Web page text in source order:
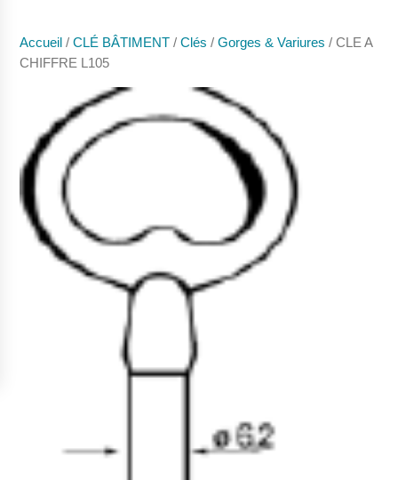
Accueil /CLÉ BÂTIMENT /Clés /Gorges & Variures / CLE A
CHIFFRE L105